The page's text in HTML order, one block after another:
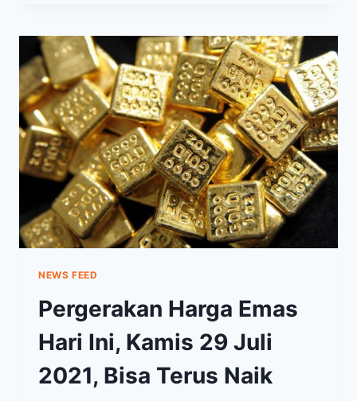
KE
BAWAH
US$1.800,
IMBAL
HASIL
OBLIGASI
AS
NAIK
NEWS FEED
Pergerakan Harga Emas
Hari Ini, Kamis 29 Juli
2021, Bisa Terus Naik